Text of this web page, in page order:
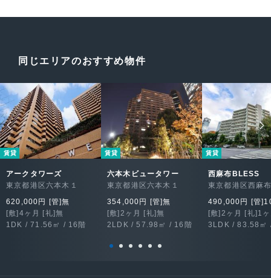
同じエリアのおすすめ物件
賃貸
アークタワーズ
東京都港区六本木１
620,000円 [管]無
[敷]4ヶ月 [礼]無
1DK / 71.56㎡ / 16階
賃貸
六本木ビュータワー
東京都港区六本木１
354,000円 [管]無
[敷]2ヶ月 [礼]無
2LDK / 57.98㎡ / 16階
賃貸
西麻布BLESS
東京都港区西麻
490,000円 [管
[敷]2ヶ月 [礼]1
3LDK / 83.58㎡